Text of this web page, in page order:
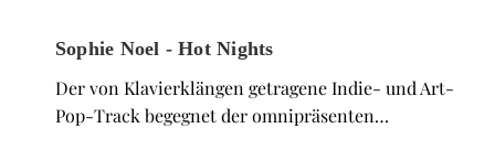
Sophie Noel - Hot Nights
Der von Klavierklängen getragene Indie- und Art-
Pop-Track begegnet der omnipräsenten…